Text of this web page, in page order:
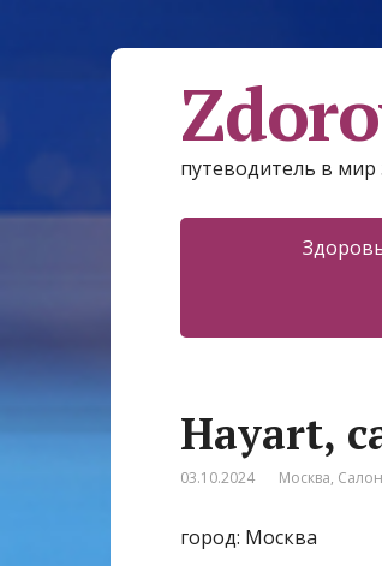
путеводитель в мир
Hayart,
03.10.2024 Москва,
город: Москва